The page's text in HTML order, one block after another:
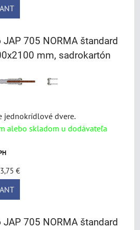
JAP 705 NORMA štandard
mm, sadrokartón
jednokrídlové dvere.
alebo skladom u dodávateľa
€
JAP 705 NORMA štandard